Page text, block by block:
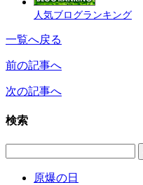
人気ブログランキング
一覧へ戻る
前の記事へ
次の記事へ
検索
原爆の日